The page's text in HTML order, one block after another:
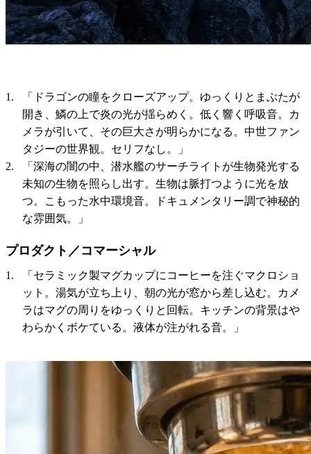
「ドラゴンの瞳をクローズアップ。ゆっくりとまぶたが
開き、鱗の上で炎の光が揺らめく。低く響く呼吸音。カ
メラが引いて、その巨大さが明らかになる。中世ファン
タジーの世界観。セリフなし。」
「深海の闇の中、潜水艦のサーチライトが生物発光する
未知の生物を照らし出す。生物は脈打つように光を放
つ。こもった水中環境音。ドキュメンタリー調で神秘的
な雰囲気。」
プロダクト／コマーシャル
「セラミック製マグカップにコーヒーを注ぐマクロショ
ット。湯気が立ち上り、朝の光が窓から差し込む。カメ
ラはマグの周りをゆっくりと回転。キッチンの背景はや
わらかくボケている。液体が注がれる音。」